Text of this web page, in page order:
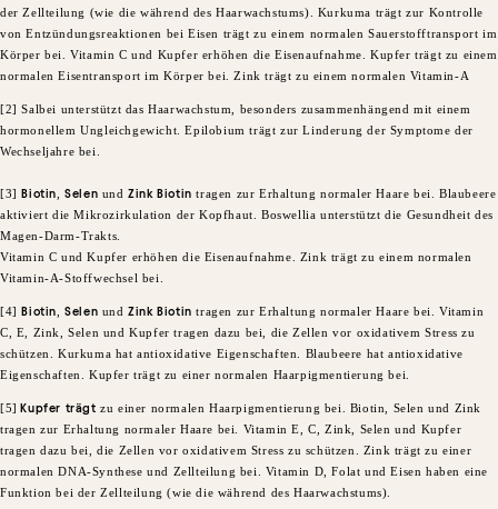
der Zellteilung (wie die während des Haarwachstums). Kurkuma trägt zur Kontrolle
von Entzündungsreaktionen bei Eisen trägt zu einem normalen Sauerstofftransport im
Körper bei. Vitamin C und Kupfer erhöhen die Eisenaufnahme. Kupfer trägt zu einem
normalen Eisentransport im Körper bei. Zink trägt zu einem normalen Vitamin-A
[2] Salbei unterstützt das Haarwachstum, besonders zusammenhängend mit einem
hormonellem Ungleichgewicht. Epilobium trägt zur Linderung der Symptome der
Wechseljahre bei.
​[3]Biotin ,Selen undZink Biotin tragen zur Erhaltung normaler Haare bei. Blaubeere
aktiviert die Mikrozirkulation der Kopfhaut. Boswellia unterstützt die Gesundheit des
Magen-Darm-Trakts.
Vitamin C und Kupfer erhöhen die Eisenaufnahme. Zink trägt zu einem normalen
Vitamin-A-Stoffwechsel bei.
​[4]Biotin ,Selen undZink Biotin tragen zur Erhaltung normaler Haare bei. Vitamin
C, E, Zink, Selen und Kupfer tragen dazu bei, die Zellen vor oxidativem Stress zu
schützen. Kurkuma hat antioxidative Eigenschaften. Blaubeere hat antioxidative
Eigenschaften. Kupfer trägt zu einer normalen Haarpigmentierung bei.
​[5] Kupfer trägt zu einer normalen Haarpigmentierung bei. Biotin, Selen und Zink
tragen zur Erhaltung normaler Haare bei. Vitamin E, C, Zink, Selen und Kupfer
tragen dazu bei, die Zellen vor oxidativem Stress zu schützen. Zink trägt zu einer
normalen DNA-Synthese und Zellteilung bei. Vitamin D, Folat und Eisen haben eine
Funktion bei der Zellteilung (wie die während des Haarwachstums).​